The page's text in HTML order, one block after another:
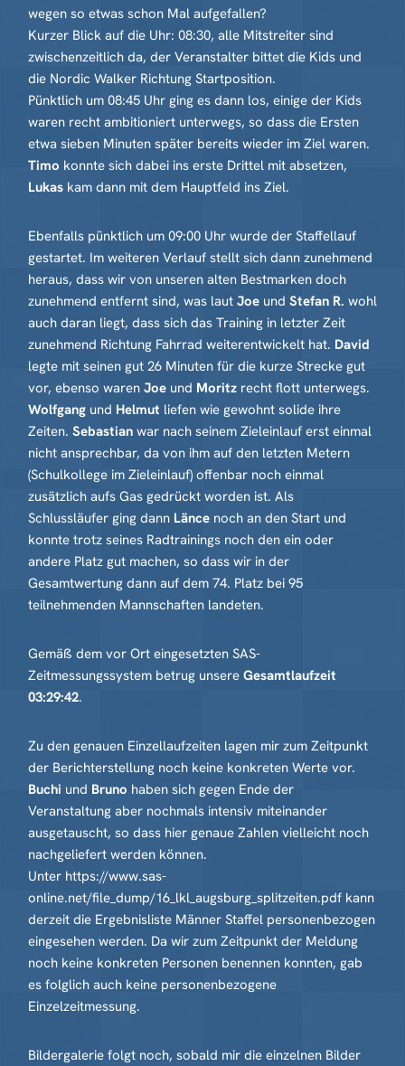
wegen so etwas schon Mal aufgefallen?
Kurzer Blick auf die Uhr: 08:30, alle Mitstreiter sind
zwischenzeitlich da, der Veranstalter bittet die Kids und
die Nordic Walker Richtung Startposition.
Pünktlich um 08:45 Uhr ging es dann los, einige der Kids
waren recht ambitioniert unterwegs, so dass die Ersten
etwa sieben Minuten später bereits wieder im Ziel waren.
Timo konnte sich dabei ins erste Drittel mit absetzen,
Lukas kam dann mit dem Hauptfeld ins Ziel.
Ebenfalls pünktlich um 09:00 Uhr wurde der Staffellauf
gestartet. Im weiteren Verlauf stellt sich dann zunehmend
heraus, dass wir von unseren alten Bestmarken doch
zunehmend entfernt sind, was laut Joe und Stefan R. wohl
auch daran liegt, dass sich das Training in letzter Zeit
zunehmend Richtung Fahrrad weiterentwickelt hat. David
legte mit seinen gut 26 Minuten für die kurze Strecke gut
vor, ebenso waren Joe und Moritz recht flott unterwegs.
Wolfgang und Helmut liefen wie gewohnt solide ihre
Zeiten. Sebastian war nach seinem Zieleinlauf erst einmal
nicht ansprechbar, da von ihm auf den letzten Metern
(Schulkollege im Zieleinlauf) offenbar noch einmal
zusätzlich aufs Gas gedrückt worden ist. Als
Schlussläufer ging dann Länce noch an den Start und
konnte trotz seines Radtrainings noch den ein oder
andere Platz gut machen, so dass wir in der
Gesamtwertung dann auf dem 74. Platz bei 95
teilnehmenden Mannschaften landeten.
Gemäß dem vor Ort eingesetzten SAS-
Zeitmessungssystem betrug unsere Gesamtlaufzeit
03:29:42.
Zu den genauen Einzellaufzeiten lagen mir zum Zeitpunkt
der Berichterstellung noch keine konkreten Werte vor.
Buchi und Bruno haben sich gegen Ende der
Veranstaltung aber nochmals intensiv miteinander
ausgetauscht, so dass hier genaue Zahlen vielleicht noch
nachgeliefert werden können.
Unter https://www.sas-
online.net/file_dump/16_lkl_augsburg_splitzeiten.pdf kann
derzeit die Ergebnisliste Männer Staffel personenbezogen
eingesehen werden. Da wir zum Zeitpunkt der Meldung
noch keine konkreten Personen benennen konnten, gab
es folglich auch keine personenbezogene
Einzelzeitmessung.
Bildergalerie folgt noch, sobald mir die einzelnen Bilder